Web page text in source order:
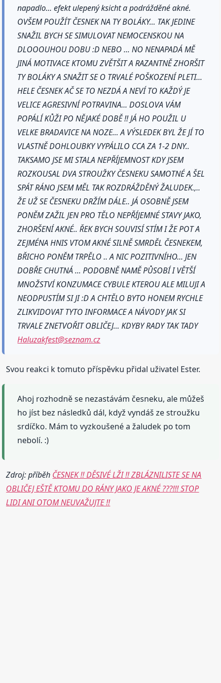
napadlo... efekt ulepený ksicht a podrážděné akné.
OVŠEM POUŽÍT ČESNEK NA TY BOLÁKY... TAK JEDINE
SNAŽIL BYCH SE SIMULOVAT NEMOCENSKOU NA
DLOOOUHOU DOBU :D NEBO ... NO NENAPADÁ MĚ
JINÁ MOTIVACE KTOMU ZVĚTŠIT A RAZANTNĚ ZHORŠIT
TY BOLÁKY A SNAŽIT SE O TRVALÉ POŠKOZENÍ PLETI...
HELE ČESNEK AČ SE TO NEZDÁ A NEVÍ TO KAŽDÝ JE
VELICE AGRESIVNÍ POTRAVINA... DOSLOVA VÁM
POPÁLÍ KŮŽI PO NĚJAKÉ DOBĚ !! JÁ HO POUŽIL U
VELKE BRADAVICE NA NOZE... A VÝSLEDEK BYL ŽE JÍ TO
VLASTNĚ DOHLOUBKY VYPÁLILO CCA ZA 1-2 DNY..
TAKSAMO JSE MI STALA NEPŘÍJEMNOST KDY JSEM
ROZKOUSAL DVA STROUŽKY ČESNEKU SAMOTNÉ A ŠEL
SPÁT RÁNO JSEM MĚL TAK ROZDRÁŽDĚNÝ ŽALUDEK.,..
ŽE UŽ SE ČESNEKU DRŽÍM DÁLE.. JÁ OSOBNĚ JSEM
PONĚM ZAŽIL JEN PRO TĚLO NEPŘÍJEMNÉ STAVY JAKO,
ZHORŠENÍ AKNÉ.. ŘEK BYCH SOUVISÍ STÍM I ŽE POT A
ZEJMÉNA HNIS VTOM AKNÉ SILNĚ SMRDĚL ČESNEKEM,
BŘICHO PONĚM TRPĚLO .. A NIC POZITIVNÍHO... JEN
DOBŘE CHUTNÁ ... PODOBNĚ NAMĚ PŮSOBÍ I VĚTŠÍ
MNOŽSTVÍ KONZUMACE CYBULE KTEROU ALE MILUJI A
NEODPUSTÍM SI JI :D A CHTĚLO BYTO HONEM RYCHLE
ZLIKVIDOVAT TYTO INFORMACE A NÁVODY JAK SI
TRVALE ZNETVOŘIT OBLIČEJ... KDYBY RADY TAK TADY
Haluzakfest@seznam.cz
Svou reakci k tomuto příspěvku přidal uživatel Ester.
Ahoj rozhodně se nezastávám česneku, ale můžeš
ho jíst bez následků dál, když vyndáš ze stroužku
srdíčko. Mám to vyzkoušené a žaludek po tom
nebolí. :)
Zdroj: příběh ČESNEK !! DĚSIVÉ LŽI !! ZBLÁZNILISTE SE NA
OBLIČEJ EŠTĚ KTOMU DO RÁNY JAKO JE AKNÉ ???!!! STOP
LIDI ANI OTOM NEUVAŽUJTE !!